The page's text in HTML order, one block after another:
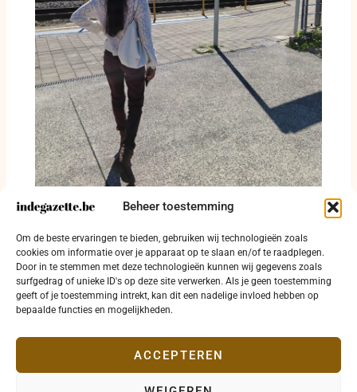
Beheer toestemming
Om de beste ervaringen te bieden, gebruiken wij technologieën zoals
cookies om informatie over je apparaat op te slaan en/of te raadplegen.
Door in te stemmen met deze technologieën kunnen wij gegevens zoals
surfgedrag of unieke ID's op deze site verwerken. Als je geen toestemming
geeft of je toestemming intrekt, kan dit een nadelige invloed hebben op
bepaalde functies en mogelijkheden.
ACCEPTEREN
Tussen bronwater, bouwkranen en een
verlaten autofabriek: hoe Vorst zichzelf
opnieuw uitvindt
4 augustus 2026